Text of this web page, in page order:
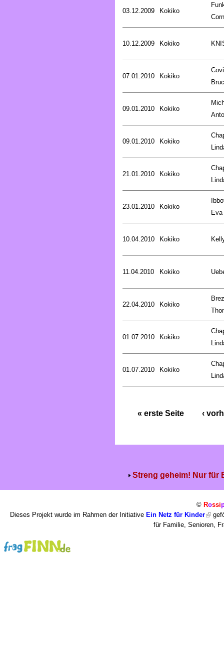
03.12.2009 Kokiko
10.12.2009 Kokiko
07.01.2010 Kokiko
09.01.2010 Kokiko
09.01.2010 Kokiko
21.01.2010 Kokiko
23.01.2010 Kokiko
Eva
10.04.2010 Kokiko
11.04.2010 Kokiko
22.04.2010 Kokiko
01.07.2010 Kokiko
01.07.2010 Kokiko
« erste Seite ‹
Streng geheim! Nur für
© Rossi
Dieses Projekt wurde im Rahmen der Initiative Ein Netz für Kinder
für Familie, Senioren,